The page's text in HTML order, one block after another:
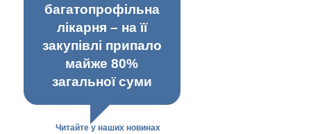
багатопрофільна
лікарня – на її
закупівлі припало
майже 80%
загальної суми
Читайте у наших новинах